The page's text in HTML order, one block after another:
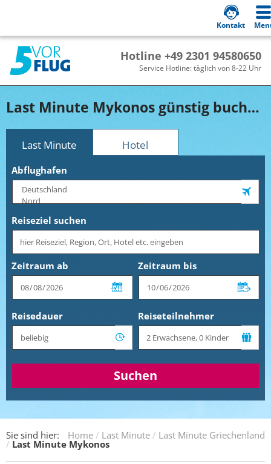
Hotline +49 2301 94580650
Service Hotline: täglich von 8-22 Uhr
Kontakt
Last Minute Mykonos günstig buchen!
Last Minute Hotel
Abflughafen
Reiseziel suchen
Zeitraum ab Zeitraum bis
Reisedauer Reiseteilnehmer
Suchen
Sie sind hier: Home Last Minute Last Minute Griechenland
Last Minute Mykonos